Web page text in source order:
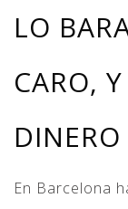
LO
CARO,
DINERO
En Barcelona